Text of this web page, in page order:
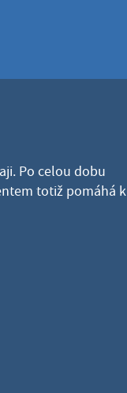
Po celou dobu
totiž pomáhá k